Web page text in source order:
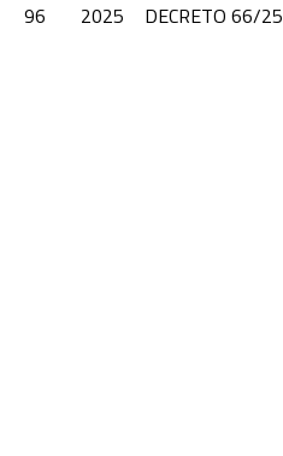
96
2025 DECRETO 66/25